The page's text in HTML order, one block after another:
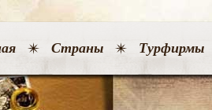
Страны Турфирмы